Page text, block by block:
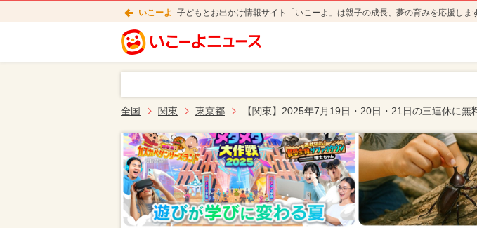
いこーよ 子どもとお出かけ情報サイト「いこーよ」は親子の成長、夢の育みを応援しま
全国 関東 東京都 【関東】2025年7月19日・20日・21日の三連休に無